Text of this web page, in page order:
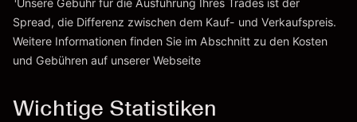
Zur Plattform
Unsere Gebühr für die Ausführung Ihres Trades ist der
Spread, die Differenz zwischen dem Kauf- und Verkaufspreis.
Weitere Informationen finden Sie im Abschnitt zu den Kosten
und Gebühren auf unserer Webseite
Wichtige Statistiken